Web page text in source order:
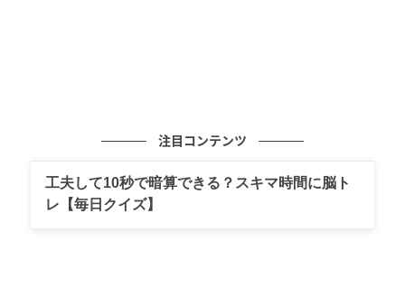
注目コンテンツ
工夫して10秒で暗算できる？スキマ時間に脳ト
レ【毎日クイズ】